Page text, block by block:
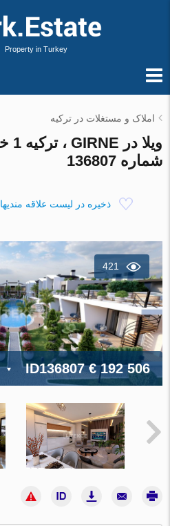
Property in Turkey
املاک و مستغلات در ترکیه
شماره 136807
ذخیره در لیست علاقه مندیها
421
ID136807€ 192 506